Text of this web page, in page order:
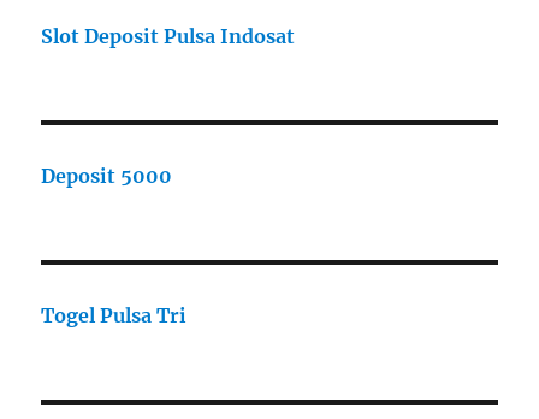
Slot Deposit Pulsa Indosat
Deposit 5000
Togel Pulsa Tri